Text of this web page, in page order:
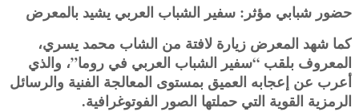
حضور شبابي مؤثر: سفير الشباب العربي يشيد بالمعرض
كما شهد المعرض زيارة لافتة من الشاب محمد يسري،
المعروف بلقب “سفير الشباب العربي في روما”، والذي
أعرب عن إعجابه العميق بمستوى المعالجة الفنية والرسائل
الرمزية القوية التي حملتها الصور الفوتوغرافية.